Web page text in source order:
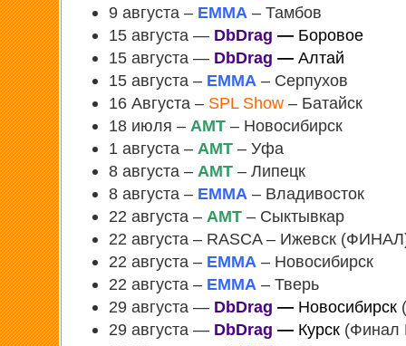
9 августа – EMMA – Тамбов
15 августа — DbDrag — Боровое
15 августа — DbDrag — Алтай
15 августа – EMMA – Серпухов
16 Августа – SPL Show – Батайск
18 июля – АМТ – Новосибирск
1 августа – АМТ – Уфа
8 августа – АМТ – Липецк
8 августа – EMMA – Владивосток
22 августа – АМТ – Сыктывкар
22 августа – RASCA – Ижевск
22 августа – EMMA – Новосибирск
22 августа – EMMA – Тверь
29 августа — DbDrag — Новосибирск
29 августа — DbDrag — Курск